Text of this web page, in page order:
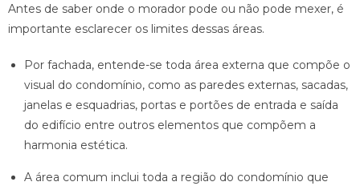
Antes de saber onde o morador pode ou não pode mexer, é
importante esclarecer os limites dessas áreas.
Por fachada, entende-se toda área externa que compõe o
visual do condomínio, como as paredes externas, sacadas,
janelas e esquadrias, portas e portões de entrada e saída
do edifício entre outros elementos que compõem a
harmonia estética.
A área comum inclui toda a região do condomínio que